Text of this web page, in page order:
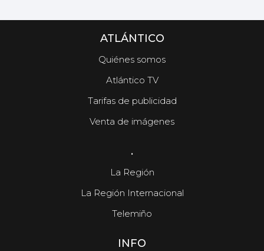
ATLÁNTICO
Quiénes somos
Atlántico TV
Tarifas de publicidad
Venta de imágenes
.
La Región
La Región Internacional
Telemiño
INFO